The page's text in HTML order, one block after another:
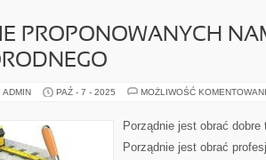
PROPONOWANYCH
ADMIN PAŹ - 7 - 2025 MOŻLIWOŚĆ
Porządnie jest obrać
Porządnie jest obrać